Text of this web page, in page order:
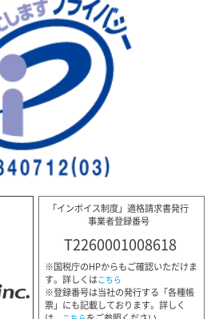
「インボイス制度」適格請求書発行
事業者登録番号
T2260001008618
※国税庁のHPからもご確認いただけま
す。詳しくはこちら
※登録番号は当社の発行する「各種帳
票」にも記載しております。詳しく